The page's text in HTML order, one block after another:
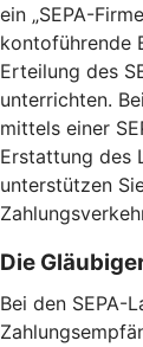
ein „SEPA-
kontoführende
Erteilung des
unterrichten.
mittels einer
Erstattung des
unterstützen
Die
Bei den SEPA-